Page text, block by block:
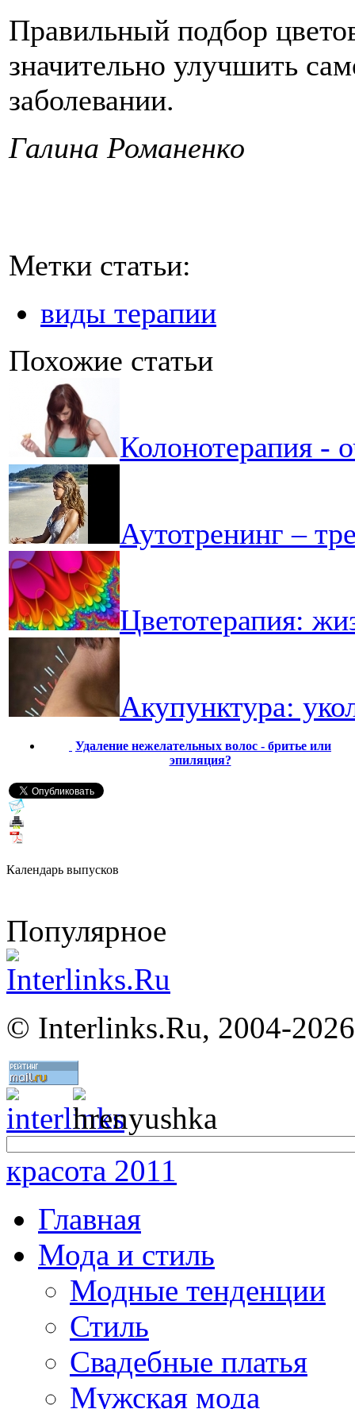
Правильный подбор
значительно улучшить
заболевании.
Галина Романенко
Метки статьи:
виды терапии
Похожие статьи
Колонотерапия -
Аутотренинг –
Цветотерапия:
Акупунктура:
Удаление нежелательных волос - бритье или
эпиляция?
Календарь выпусков
Популярное
© Interlinks.Ru, 2004-2026
красота 2011
Главная
Мода и стиль
Модные тенденции
Стиль
Свадебные платья
Мужская мода